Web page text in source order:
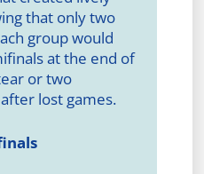
that only two
group would
at the end of
or two
lost games.